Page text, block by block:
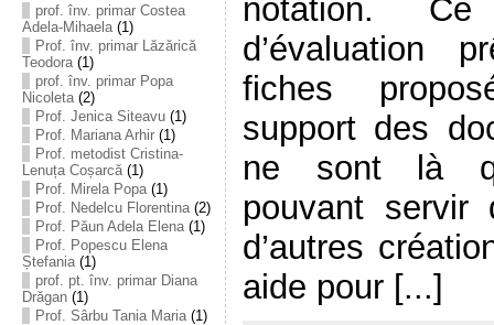
prof. înv. primar Costea
Adela-Mihaela(1)
Prof. înv. primar Lăzărică
Teodora(1)
prof. înv. primar Popa
Nicoleta(2)
Prof. Jenica Siteavu(1)
Prof. Mariana Arhir(1)
Prof. metodist Cristina-
Lenuța Coșarcă(1)
Prof. Mirela Popa(1)
Prof. Nedelcu Florentina(2)
Prof. Păun Adela Elena(1)
Prof. Popescu Elena
Ștefania(1)
prof. pt. înv. primar Diana
Drăgan(1)
Prof. Sârbu Tania Maria(1)
notation.
d’évaluation
fiches
support des
ne sont là
pouvant servir
d’autres
aide pour [...]